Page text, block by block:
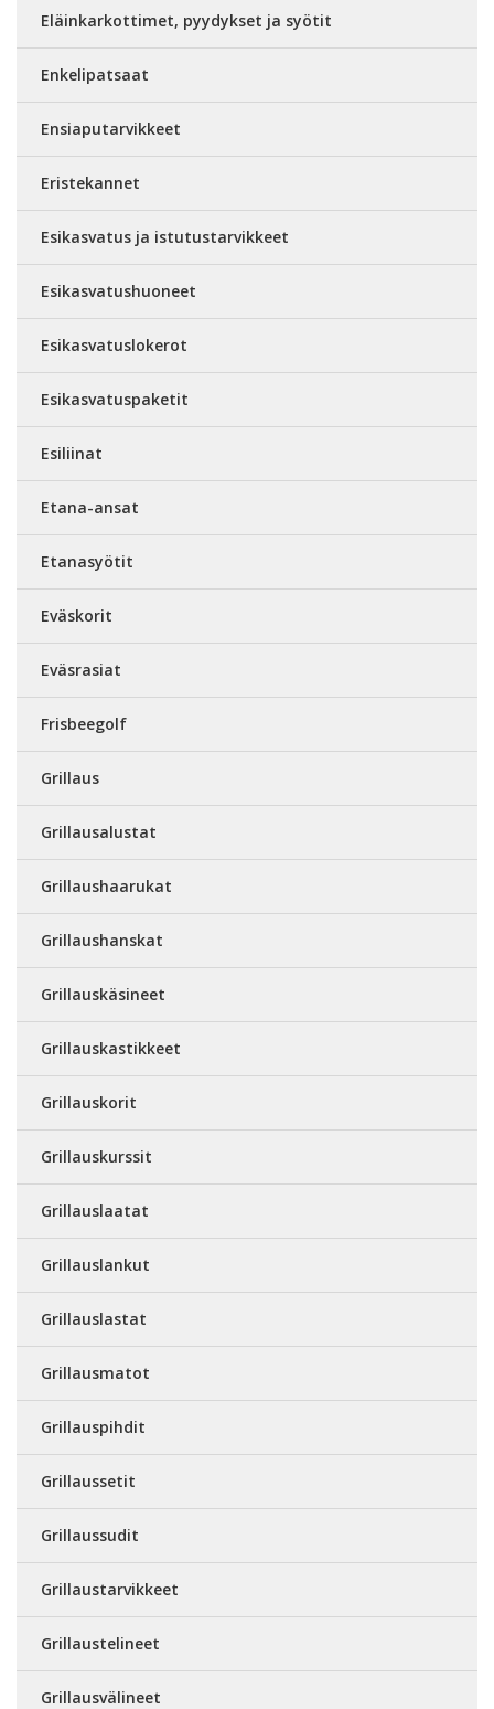
Eläinkarkottimet, pyydykset ja syötit
Enkelipatsaat
Ensiaputarvikkeet
Eristekannet
Esikasvatus ja istutustarvikkeet
Esikasvatushuoneet
Esikasvatuslokerot
Esikasvatuspaketit
Esiliinat
Etana-ansat
Etanasyötit
Eväskorit
Eväsrasiat
Frisbeegolf
Grillaus
Grillausalustat
Grillaushaarukat
Grillaushanskat
Grillauskäsineet
Grillauskastikkeet
Grillauskorit
Grillauskurssit
Grillauslaatat
Grillauslankut
Grillauslastat
Grillausmatot
Grillauspihdit
Grillaussetit
Grillaussudit
Grillaustarvikkeet
Grillaustelineet
Grillausvälineet